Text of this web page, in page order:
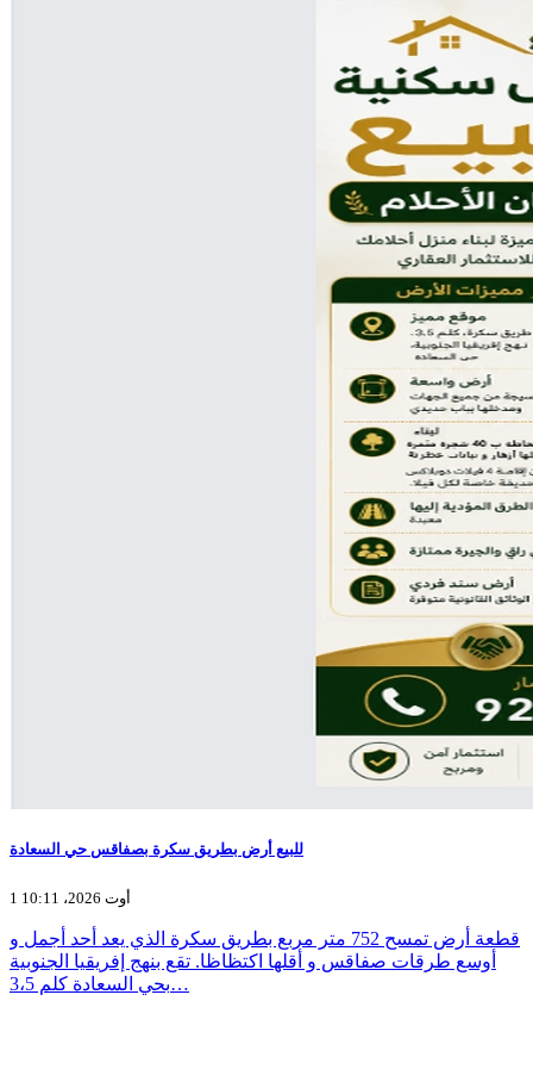
للبيع أرض بطريق سكرة بصفاقس حي السعادة
1 أوت 2026، 10:11
قطعة أرض تمسح 752 متر مربع بطريق سكرة الذي يعد أحد أجمل و
أوسع طرقات صفاقس و أقلها اكتظاظا. تقع بنهج إفريقيا الجنوبية
بحي السعادة كلم 3،5…